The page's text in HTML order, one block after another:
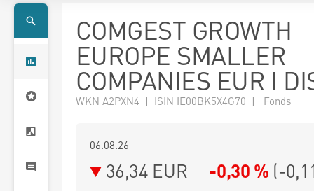
COMGEST GROWTH
EUROPE SMALLER
COMPANIES EUR I
WKN A2PXN4 | ISIN IE00BK5X4G70 | Fonds
06.08.26
36,34 EUR -0,30 % (-